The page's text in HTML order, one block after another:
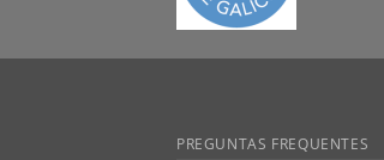
PREGUNTAS FREQUENTES